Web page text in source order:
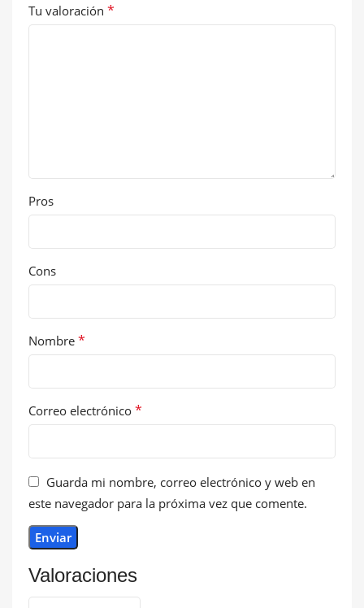
Valoraciones
Tu valoración *
Pros
Cons
Nombre *
Correo electrónico *
Guarda mi nombre, correo electrónico y web en
este navegador para la próxima vez que comente.